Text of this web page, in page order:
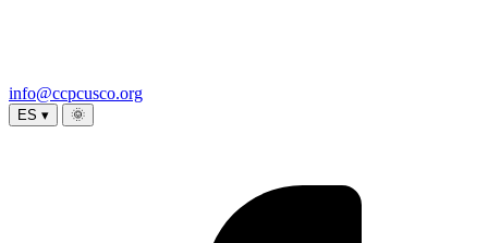
info@ccpcusco.org
ES ▾ 🌞